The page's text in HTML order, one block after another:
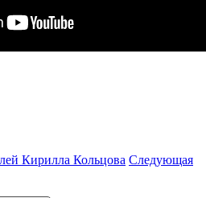
Кирилла Кольцова Следующая